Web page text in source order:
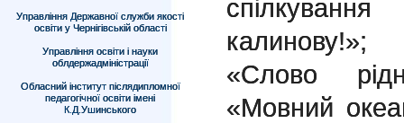
Управління Державної служби якості
освіти у Чернігівській області
Управління освіти і науки
облдержадміністрації
Обласний інститут післядипломної
педагогічної освіти імені
К.Д.Ушинського
калинову!»;
«Слово
«Мовний